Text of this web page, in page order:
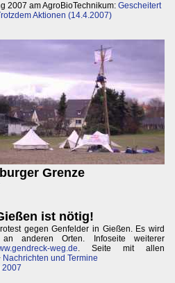
2007 am AgroBioTechnikum: Gescheitert
Aktionen (14.4.2007)
Grenze
ist nötig!
gegen Genfelder in Gießen. Es wird
anderen Orten. Infoseite weiterer
weg.de. Seite mit allen
Nachrichten und Termine
2007